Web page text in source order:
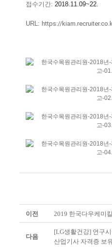
접수기간: 2018.11.09~22.
URL: https://
이전 2019 한국다우케미
다음
[LG생활건강] 연구
산업기사 자격증 보